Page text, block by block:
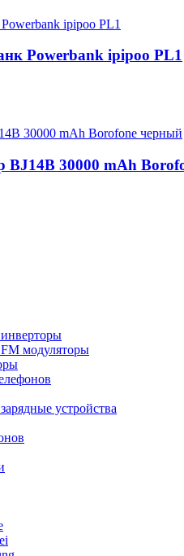
Powerbank ipipoo PL1
BJ14B 30000 mAh
модуляторы
устройства